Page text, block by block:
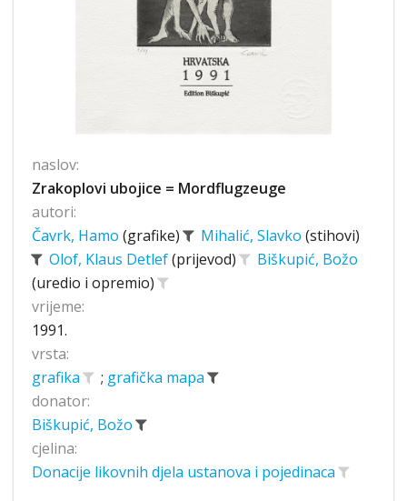
naslov:
Zrakoplovi ubojice = Mordflugzeuge
autori:
Čavrk, Hamo (grafike) Mihalić, Slavko (stihovi)
Olof, Klaus Detlef(prijevod)
Biškupić, Božo
(uredio i opremio)
vrijeme:
1991.
vrsta:
grafika
; grafička mapa
donator:
Biškupić, Božo
cjelina:
Donacije likovnih djela ustanova i pojedinaca